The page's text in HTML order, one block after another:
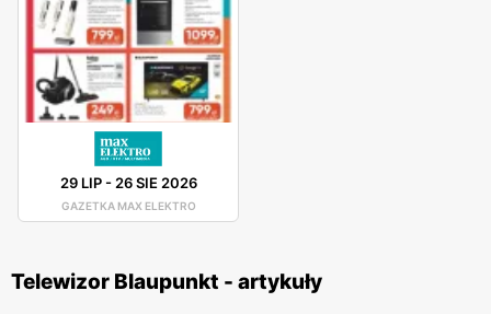
29 LIP- 26 SIE 2026
GAZETKA MAX ELEKTRO
Telewizor Blaupunkt - artykuły